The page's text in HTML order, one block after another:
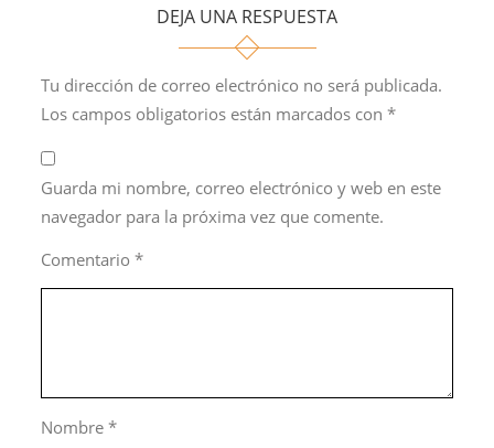
DEJA UNA RESPUESTA
Tu dirección de correo electrónico no será publicada.
Los campos obligatorios están marcados con*
Guarda mi nombre, correo electrónico y web en este
navegador para la próxima vez que comente.
Comentario*
Nombre*